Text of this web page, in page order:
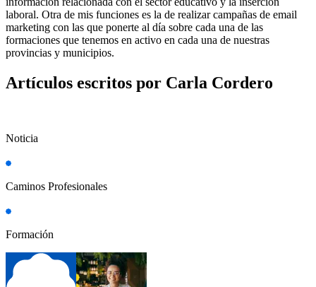
laboral. Otra de mis funciones es la de realizar campañas de email
marketing con las que ponerte al día sobre cada una de las
formaciones que tenemos en activo en cada una de nuestras
provincias y municipios.
Artículos escritos por Carla Cordero
Noticia
Caminos Profesionales
Formación